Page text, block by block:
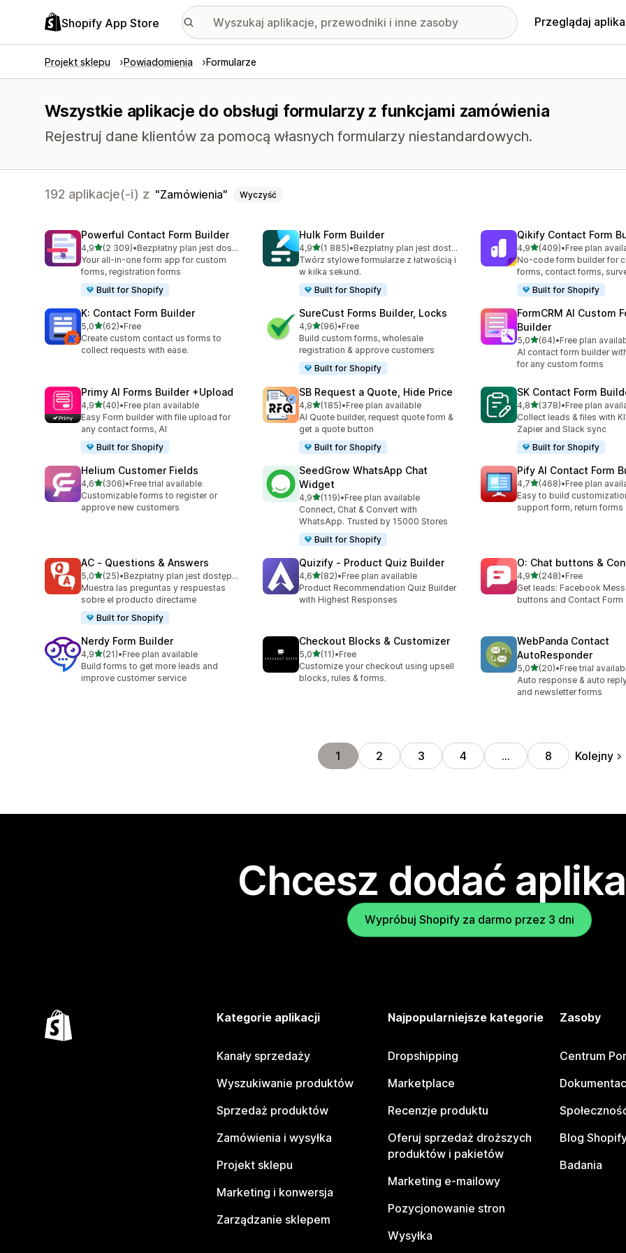
Shopify App Store Przeglądaj
Projekt sklepu Powiadomienia Formularze
Wszystkie aplikacje do obsługi formularzy z funkcjami zamówienia
Rejestruj dane klientów za pomocą własnych formularzy niestandardowych.
192 aplikacje(-i) z Zamówienia Wyczyść
Powerful Contact Form Builder
4,9na 5 gwiazdek
(2 309)
Łączna liczba recenzji: 2309
•
Bezpłatny plan jest dostępny
Your all-in-one form app for custom
forms, registration forms
Built for Shopify
Hulk Form Builder
4,9na 5 gwiazdek
(1 885)
Łączna liczba recenzji: 1885
•
Bezpłatny plan jest dostępny
Twórz stylowe formularze z łatwością i
w kilka sekund.
Built for Shopify
Qikify Contact Form
4,9na 5 gwiazdek
(409)
Łączna liczba recenzji: 409
•Free plan
No-code form builder for
forms, contact forms,
Built for Shopify
K: Contact Form Builder
5,0na 5 gwiazdek
(62)
Łączna liczba recenzji: 62
•Free
Create custom contact us forms to
collect requests with ease.
SureCust Forms Builder, Locks
4,9na 5 gwiazdek
(96)
Łączna liczba recenzji: 96
•Free
Build custom forms, wholesale
registration & approve customers
Built for Shopify
FormCRM AI Custom
Builder
5,0na 5 gwiazdek
(64)
Łączna liczba recenzji: 64
•Free plan
AI contact form builder
for any custom forms
Primy AI Forms Builder +Upload
4,9na 5 gwiazdek
(40)
Łączna liczba recenzji: 40
•Free plan available
Easy Form builder with file upload for
any contact forms, AI
Built for Shopify
SB Request a Quote, Hide Price
4,8na 5 gwiazdek
(185)
Łączna liczba recenzji: 185
•Free plan available
AI Quote builder, request quote form &
get a quote button
Built for Shopify
SK Contact Form
4,8na 5 gwiazdek
(378)
Łączna liczba recenzji: 378
•Free plan
Collect leads & files with
Zapier and Slack sync
Built for Shopify
Helium Customer Fields
4,6na 5 gwiazdek
(306)
Łączna liczba recenzji: 306
•Free trial available
Customizable forms to register or
approve new customers
SeedGrow WhatsApp Chat
Widget
4,9na 5 gwiazdek
(119)
Łączna liczba recenzji: 119
•Free plan available
Connect, Chat & Convert with
WhatsApp. Trusted by 15000 Stores
Built for Shopify
Pify AI Contact Form
4,7na 5 gwiazdek
(468)
Łączna liczba recenzji: 468
•Free plan
Easy to build
support form, return forms
AC ‑ Questions & Answers
5,0na 5 gwiazdek
(25)
Łączna liczba recenzji: 25
•
Bezpłatny plan jest dostępny
Muestra las preguntas y respuestas
sobre el producto directame
Built for Shopify
Quizify ‑ Product Quiz Builder
4,6na 5 gwiazdek
(82)
Łączna liczba recenzji: 82
•Free plan available
Product Recommendation Quiz Builder
with Highest Responses
O: Chat buttons &
4,9na 5 gwiazdek
(248)
Łączna liczba recenzji: 248
•Free
Get leads: Facebook
buttons and Contact Form
Nerdy Form Builder
4,9na 5 gwiazdek
(21)
Łączna liczba recenzji: 21
•Free plan available
Build forms to get more leads and
improve customer service
Checkout Blocks & Customizer
5,0na 5 gwiazdek
(11)
Łączna liczba recenzji: 11
•Free
Customize your checkout using upsell
blocks, rules & forms.
WebPanda Contact
AutoResponder
5,0na 5 gwiazdek
(20)
Łączna liczba recenzji: 20
•Free trial
Auto response & auto
and newsletter forms
1 2 3 4 … 8 Kolejny
Chcesz dodać
Wypróbuj Shopify za darmo przez 3 dni
Kategorie aplikacji
Kanały sprzedaży
Wyszukiwanie produktów
Sprzedaż produktów
Zamówienia i wysyłka
Projekt sklepu
Marketing i konwersja
Zarządzanie sklepem
Najpopularniejsze kategorie
Dropshipping
Marketplace
Recenzje produktu
Oferuj sprzedaż droższych
produktów i pakietów
Marketing e-mailowy
Pozycjonowanie stron
Wysyłka
Zasoby
Centrum
Blog
Badania